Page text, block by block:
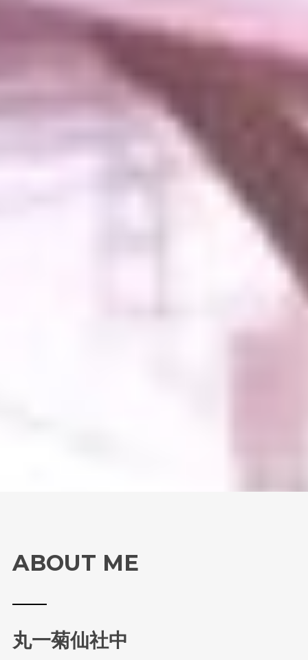
ABOUT ME
丸一菊仙社中